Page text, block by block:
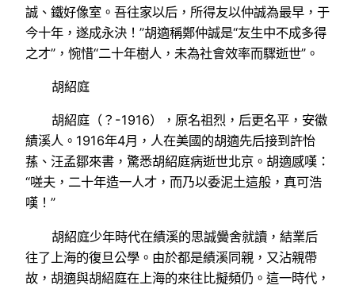
誠、鐵好像室。吾往家以后，所得友以仲誠為最早，于
今十年，遂成永決！”胡適稱鄭仲誠是“友生中不成多得
之才”，惋惜“二十年樹人，未為社會效率而驟逝世”。
胡紹庭
胡紹庭（？-1916），原名祖烈，后更名平，安徽
績溪人。1916年4月，人在美國的胡適先后接到許怡
蓀、汪孟鄒來書，驚悉胡紹庭病逝世北京。胡適感嘆：
“嗟夫，二十年造一人才，而乃以委泥土這般，真可浩
嘆！”
胡紹庭少年時代在績溪的思誠黌舍就讀，結業后
往了上海的復旦公學。由於都是績溪同親，又沾親帶
故，胡適與胡紹庭在上海的來往比擬頻仍。這一時代，